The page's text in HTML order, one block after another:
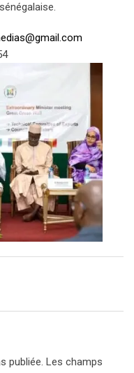
publiée. Les champs